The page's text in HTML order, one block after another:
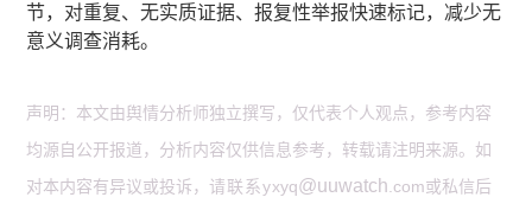
节，对重复、无实质证据、报复性举报快速标记，减少无
意义调查消耗。
声明：本文由舆情分析师独立撰写，仅代表个人观点，参考内容
均源自公开报道，分析内容仅供信息参考，转载请注明来源。如
对本内容有异议或投诉，请联系yxyq@uuwatch .com或私信后